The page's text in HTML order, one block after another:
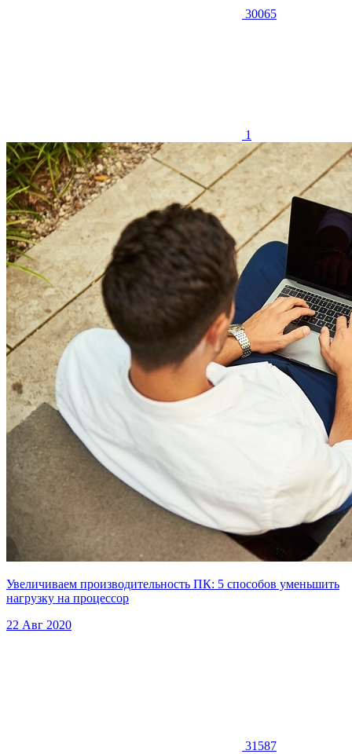
30065
1
Увеличиваем производительность ПК: 5 способов уменьшить
нагрузку на процессор
22 Авг 2020
31587